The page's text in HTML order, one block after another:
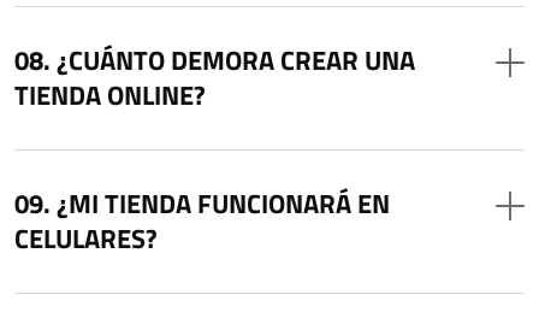
¿CUÁNTO DEMORA CREAR UNA
TIENDA ONLINE?
¿MI TIENDA FUNCIONARÁ EN
CELULARES?